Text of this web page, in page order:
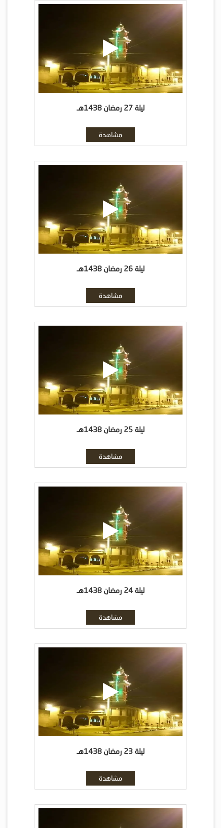
ليلة 27 رمضان 1438هـ
مشاهدة
ليلة 26 رمضان 1438هـ
مشاهدة
ليلة 25 رمضان 1438هـ
مشاهدة
ليلة 24 رمضان 1438هـ
مشاهدة
ليلة 23 رمضان 1438هـ
مشاهدة